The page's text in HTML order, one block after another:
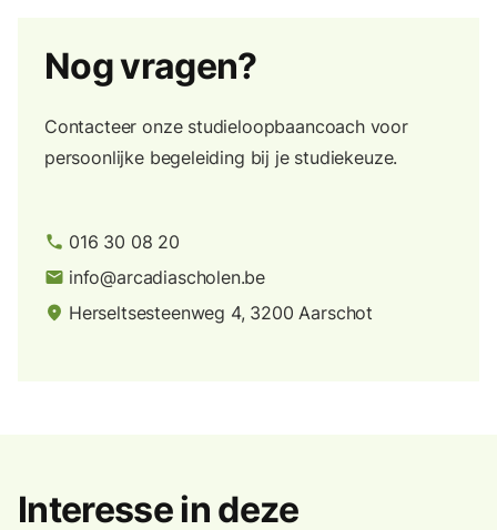
Nog vragen?
Contacteer onze studieloopbaancoach voor
persoonlijke begeleiding bij je studiekeuze.
phone 016 30 08 20
email info@arcadiascholen.be
place Herseltsesteenweg 4, 3200 Aarschot
Interesse in deze